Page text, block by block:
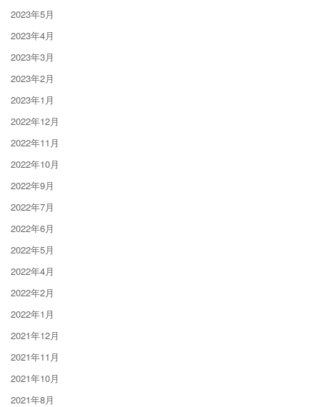
2023年5月
2023年4月
2023年3月
2023年2月
2023年1月
2022年12月
2022年11月
2022年10月
2022年9月
2022年7月
2022年6月
2022年5月
2022年4月
2022年2月
2022年1月
2021年12月
2021年11月
2021年10月
2021年8月